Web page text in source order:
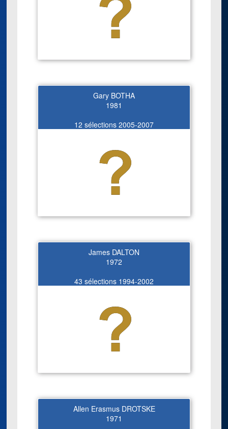
Gary BOTHA
1981
12 sélections 2005-2007
James DALTON
1972
43 sélections 1994-2002
Allen Erasmus DROTSKE
1971